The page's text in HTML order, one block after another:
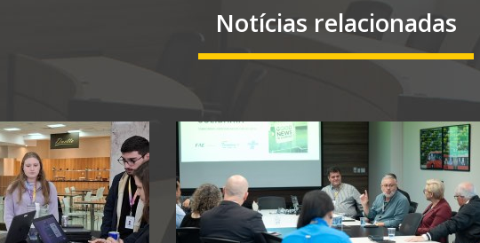
Notícias relacionadas